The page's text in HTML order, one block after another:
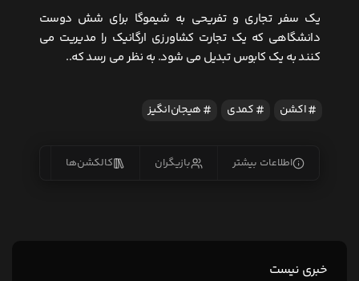
یک سفر تجاری و تفریحی به شیموگا برای شش دوست
دانشگاهی که یک تجارت کشاورزی ارگانیک را مدیریت می
کنند به یک کابوس تبدیل می شود. به نظر می رسد که..
اکشن کمدی هیجان‌انگیز
اطلاعات بیشتر بازیگران کالکشن‌ها
خبری نیست